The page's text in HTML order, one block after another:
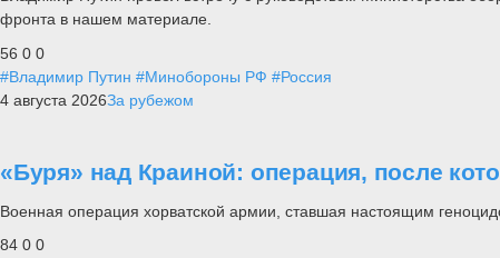
фронта в нашем материале.
56 0 0
#Владимир Путин #Минобороны РФ #Россия
4 августа 2026За рубежом
«Буря» над Краиной: операция, после
Военная операция хорватской армии, ставшая настоящим
84 0 0